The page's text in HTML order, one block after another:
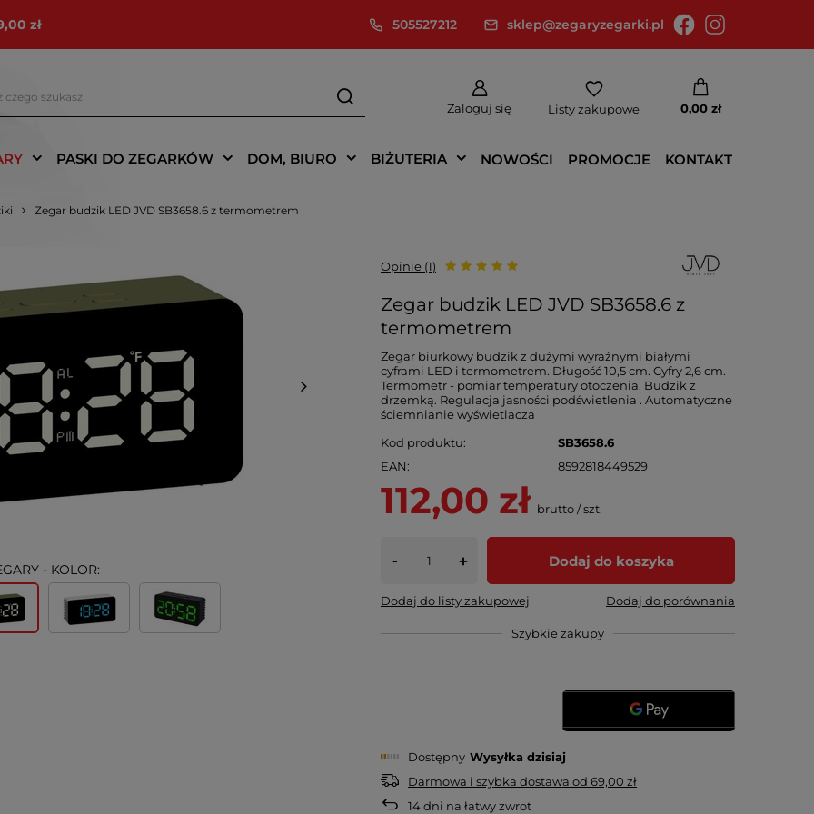
zł 505527212 sklep@zegaryzegarki.pl
Zaloguj się Listy zakupowe 0,00 zł
PASKI DO ZEGARKÓW DOM, BIURO BIŻUTERIA NOWOŚCI PROMOCJE KONTAKT
Zegar budzik LED JVD SB3658.6 z termometrem
- KOLOR:
Opinie (1)
Zegar budzik LED JVD SB3658.6 z
termometrem
Zegar biurkowy budzik z dużymi wyraźnymi białymi
cyframi LED i termometrem. Długość 10,5 cm. Cyfry 2,6 cm.
Termometr - pomiar temperatury otoczenia. Budzik z
drzemką. Regulacja jasności podświetlenia . Automatyczne
ściemnianie wyświetlacza
Kod produktu
SB3658.6
EAN
8592818449529
112,00 zł brutto/szt.
- + Dodaj do koszyka
Dodaj do listy zakupowej Dodaj do porównania
Szybkie zakupy
Dostępny Wysyłkadzisiaj
Darmowa i szybka dostawa od69,00 zł
14dni na łatwy zwrot